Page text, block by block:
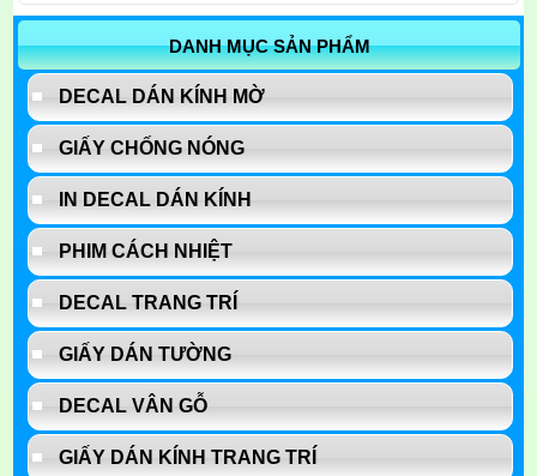
DANH MỤC SẢN PHẨM
DECAL DÁN KÍNH MỜ
GIẤY CHỐNG NÓNG
IN DECAL DÁN KÍNH
PHIM CÁCH NHIỆT
DECAL TRANG TRÍ
GIẤY DÁN TƯỜNG
DECAL VÂN GỖ
GIẤY DÁN KÍNH TRANG TRÍ